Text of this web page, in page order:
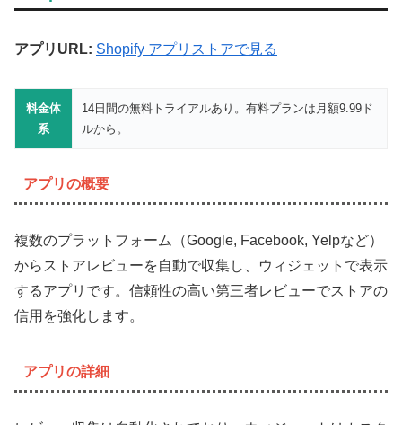
アプリURL: Shopify アプリストアで見る
料金体
系
14日間の無料トライアルあり。有料プランは月額9.99ド
ルから。
アプリの概要
複数のプラットフォーム（Google, Facebook, Yelpなど）
からストアレビューを自動で収集し、ウィジェットで表示
するアプリです。信頼性の高い第三者レビューでストアの
信用を強化します。
アプリの詳細